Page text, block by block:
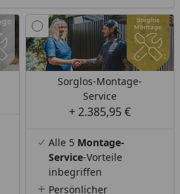
Sorglos-Montage-
Service
+ 2.385,95 €
Alle 5 Montage-
Service-Vorteile
inbegriffen
Persönlicher